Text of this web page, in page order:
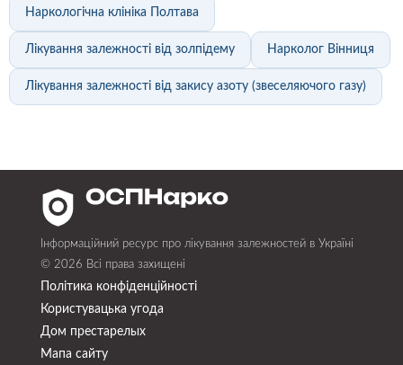
Наркологічна клініка Полтава
Лікування залежності від золпідему Нарколог Вінниця
Лікування залежності від закису азоту (звеселяючого газу)
Інформаційний ресурс про лікування залежностей в Україні
© 2026 Всі права захищені
Політика конфіденційності
Користувацька угода
Дом престарелых
Мапа сайту